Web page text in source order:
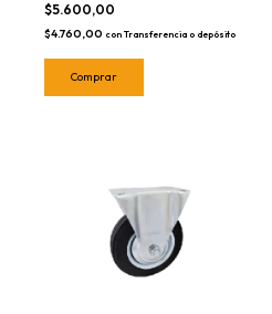
$5.600,00
$4.760,00 con Transferencia o depósito